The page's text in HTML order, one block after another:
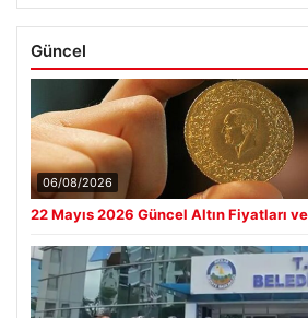
Güncel
06/08/2026
22 Mayıs 2026 Güncel Altın Fiyatları